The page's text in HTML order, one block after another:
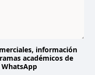
información
académicos de
WhatsApp